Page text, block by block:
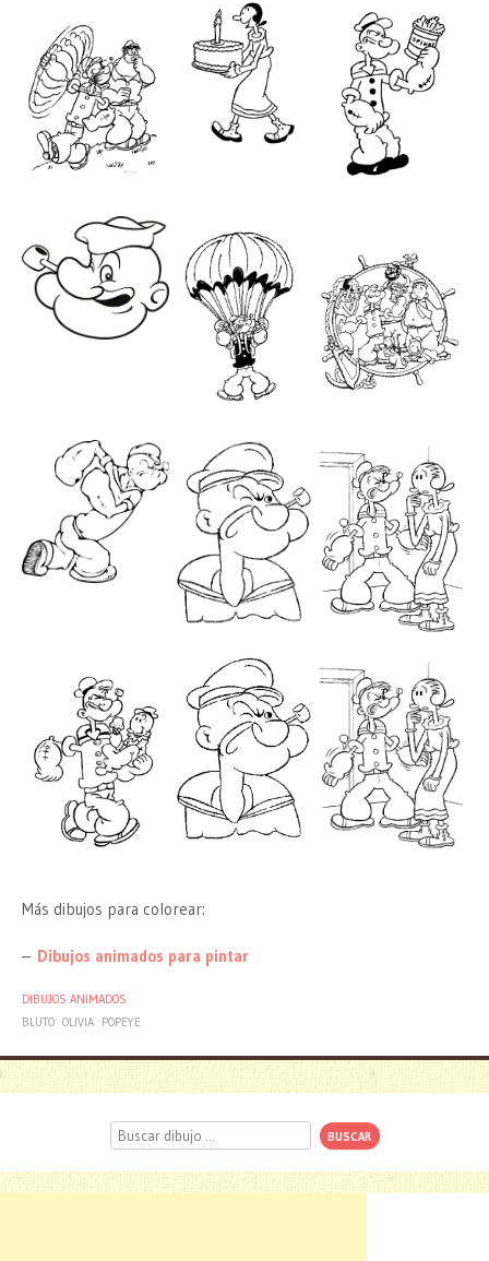
Más dibujos para colorear:
– Dibujos animados para pintar
DIBUJOS ANIMADOS
BLUTO OLIVIA POPEYE
Buscar